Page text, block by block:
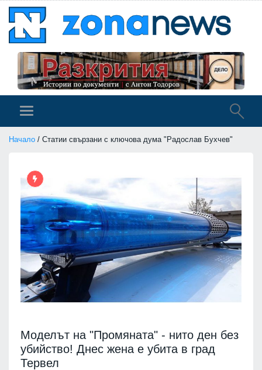
Начало / Статии свързани с ключова дума "Радослав Бухчев"
Моделът на "Промяната" - нито ден без
убийство! Днес жена е убита в град
Тервел